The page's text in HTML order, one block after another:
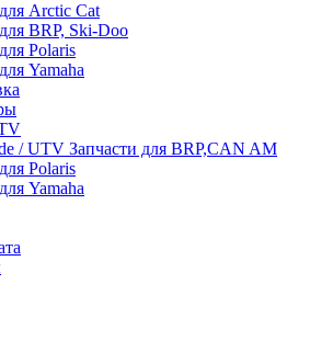
Arctic Cat
BRP, Ski-Doo
Polaris
Yamaha
/ UTV Запчасти для BRP,CAN AM
Polaris
Yamaha